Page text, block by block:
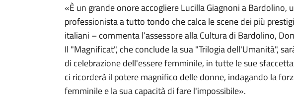
«È un grande onore accogliere Lucilla Giagnoni a Bardolino,
professionista a tutto tondo che calca le scene dei più
italiani – commenta l’assessore alla Cultura di Bardolino,
Il "Magnificat", che conclude la sua "Trilogia dell'Umanità",
di celebrazione dell'essere femminile, in tutte le sue
ci ricorderà il potere magnifico delle donne, indagando la
femminile e la sua capacità di fare l'impossibile».